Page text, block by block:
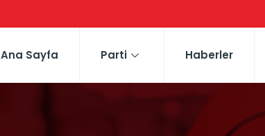
Ana Sayfa Parti Haberler